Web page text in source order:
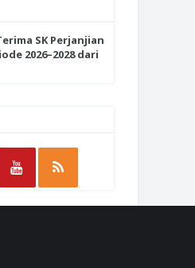
SK Perjanjian
2026–2028 dari